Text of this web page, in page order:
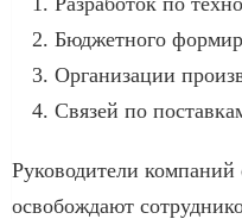
Бюджетного
Организации
Связей по
Руководители
освобождают